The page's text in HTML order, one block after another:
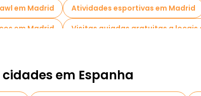
em Madrid
Atividades esportivas em Madrid
em Madrid
Visitas guiadas gratuitas a locais
locais em Madrid
Tours de Natal em Madrid
gratuitos em Madrid
Passeios de bicicleta
em Espanha